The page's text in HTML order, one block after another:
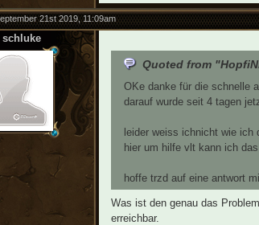
21st 2019, 11:09am
schluke
Quoted from
OKe danke für die schnelle
darauf wurde seit 4 tagen
leider weiss ichnicht wie ich
hier um hilfe vlt kann ich
hoffe trzd auf eine antwort
Was ist den genau das
erreichbar.